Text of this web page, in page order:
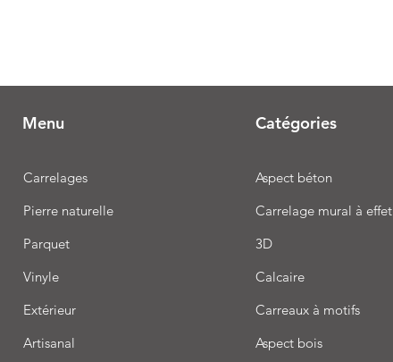
Menu
Carrelages
Pierre naturelle
Parquet
Vinyle
Extérieur
Artisanal
Catégories
Aspect béton
Carrelage mural à effet
3D
Calcaire
Carreaux à motifs
Aspect bois